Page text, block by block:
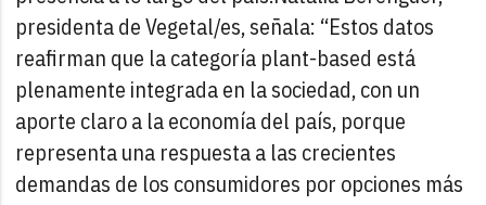
presidenta de Vegetal/es, señala: “Estos datos
reafirman que la categoría plant-based está
plenamente integrada en la sociedad, con un
aporte claro a la economía del país, porque
representa una respuesta a las crecientes
demandas de los consumidores por opciones más